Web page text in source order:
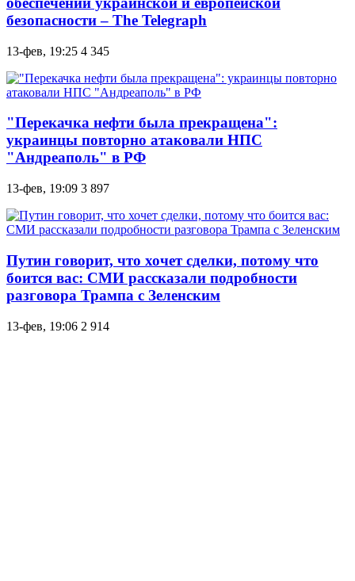
безопасности – The Telegraph
13-фев, 19:25 4 345
"Перекачка нефти была прекращена":
украинцы повторно атаковали НПС
"Андреаполь" в РФ
13-фев, 19:09 3 897
Путин говорит, что хочет сделки, потому что
боится вас: СМИ рассказали подробности
разговора Трампа с Зеленским
13-фев, 19:06 2 914